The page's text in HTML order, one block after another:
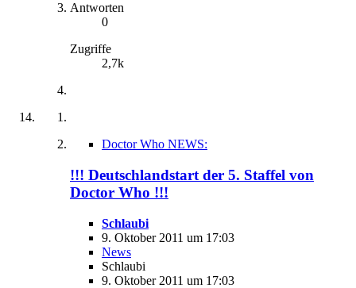
Antworten
0
Zugriffe
2,7k
Doctor Who NEWS:
!!! Deutschlandstart der 5. Staffel von
Doctor Who !!!
Schlaubi
9. Oktober 2011 um 17:03
News
Schlaubi
9. Oktober 2011 um 17:03